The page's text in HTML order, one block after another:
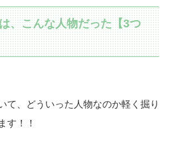
、こんな人物だった【3つ
て、どういった人物なのか軽く掘り
す！！